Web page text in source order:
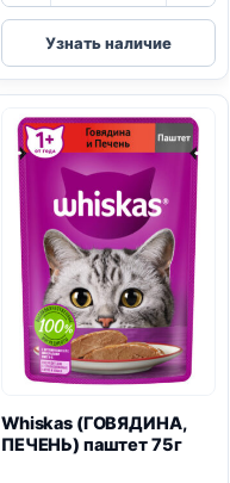
Whiskas
(ГОВЯДИНА,
ЯГНЕНОК)
Узнать наличие
Whiskas (ГОВЯДИНА,
ПЕЧЕНЬ) паштет 75г